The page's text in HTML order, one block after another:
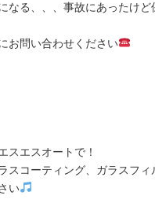
なる、、、事故にあったけ
お問い合わせください
スエスオートで！
スコーティング、ガラスフ
い